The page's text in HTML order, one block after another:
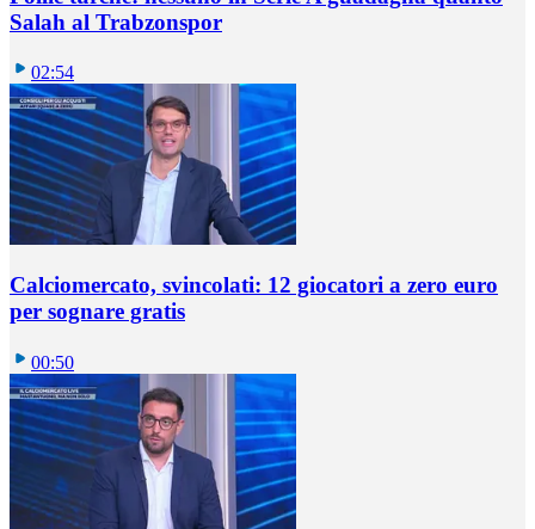
Salah al Trabzonspor
02:54
Calciomercato, svincolati: 12 giocatori a zero euro
per sognare gratis
00:50